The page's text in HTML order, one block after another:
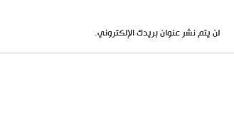
لن يتم نشر عنوان بريدك الإلكتروني.